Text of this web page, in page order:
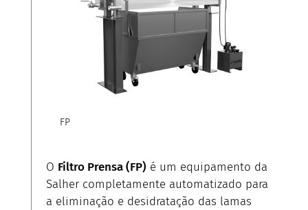
FP
O Filtro Prensa (FP) é um equipamento da
Salher completamente automatizado para
a eliminação e desidratação das lamas